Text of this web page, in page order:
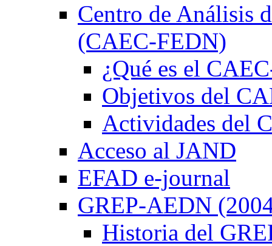
Centro de Análisis
(CAEC-FEDN)
¿Qué es el
Objetivos del
Actividades del
Acceso al JAND
EFAD e-journal
GREP-AEDN
Historia del